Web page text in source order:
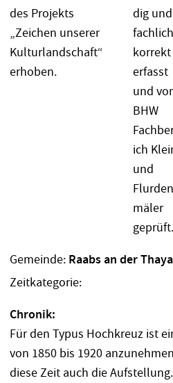
Gemeinde: Raabs an der Thaya
Zeitkategorie:
Chronik:
Für den Typus Hochkreuz ist
von 1850 bis 1920
diese Zeit auch die